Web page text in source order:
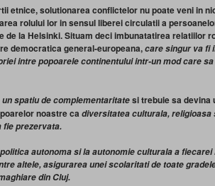
etnice, solutionarea conflictelor nu poate veni in
rolului lor in sensul liberei circulatii a
de la Helsinki. Situam deci imbunatatirea relatiilor
democratica general-europeana,care singur va fi
intre popoarele continentului intr-un mod care
spatiu de complementaritatesi trebuie sa devina
noastre ca diversitatea culturala,
fie prezervata.
autonoma si la autonomie culturala a
altele, asigurarea unei scolaritati de toate
din Cluj.